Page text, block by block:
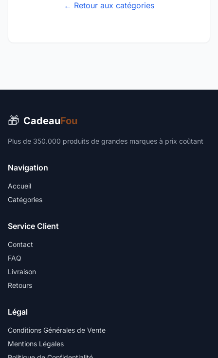
← Retour aux catégories
🎁 CadeauFou
Plus de 350.000 produits de grandes marques à prix coûtant
Navigation
Accueil
Catégories
Service Client
Contact
FAQ
Livraison
Retours
Légal
Conditions Générales de Vente
Mentions Légales